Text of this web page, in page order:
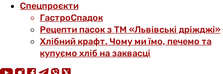
Спецпроєкти
ГастроСпадок
Рецепти пасок з ТМ «Львівські дріжджі»
Хлібний крафт. Чому ми їмо, печемо та
купуємо хліб на заквасці